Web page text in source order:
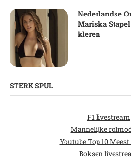
Nederlandse
Mariska
kleren
STERK SPUL
F1 livestream
Mannelijke
Youtube Top 10
Boksen